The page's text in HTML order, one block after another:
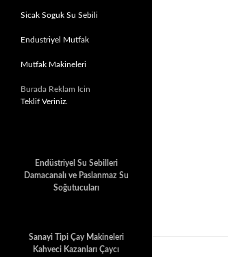
Sicak Soguk Su Sebili
Endustriyel Mutfak
Mutfak Makineleri
Burada Reklam Icin
Teklif Veriniz.
Endüstriyel Su Sebilleri
Damacanalı ve Paslanmaz Su
Soğutucuları
Sanayi Tipi Çay Makineleri
Kahveci Kazanları Çaycı